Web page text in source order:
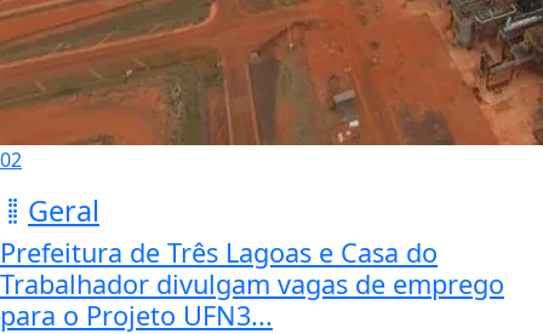
02
Geral
Prefeitura de Três Lagoas e Casa do
Trabalhador divulgam vagas de emprego
para o Projeto UFN3...